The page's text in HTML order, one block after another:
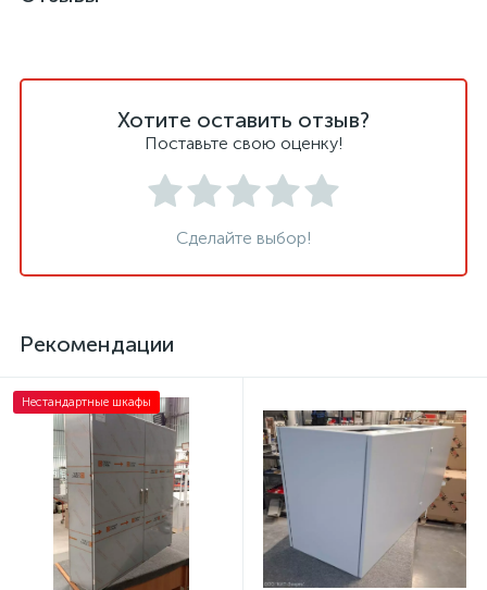
Хотите оставить отзыв?
Поставьте свою оценку!
Сделайте выбор!
Рекомендации
Нестандартные шкафы